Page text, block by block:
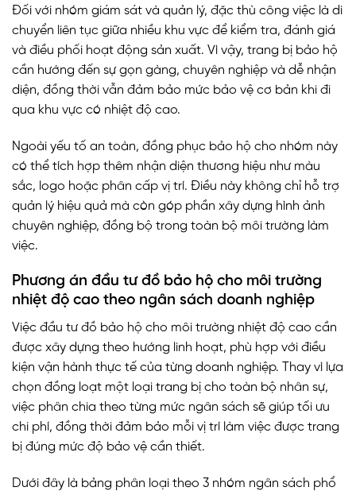
Đối với nhóm giám sát và quản lý, đặc thù công việc là di
chuyển liên tục giữa nhiều khu vực để kiểm tra, đánh giá
và điều phối hoạt động sản xuất. Vì vậy, trang bị bảo hộ
cần hướng đến sự gọn gàng, chuyên nghiệp và dễ nhận
diện, đồng thời vẫn đảm bảo mức bảo vệ cơ bản khi đi
qua khu vực có nhiệt độ cao.
Ngoài yếu tố an toàn, đồng phục bảo hộ cho nhóm này
có thể tích hợp thêm nhận diện thương hiệu như màu
sắc, logo hoặc phân cấp vị trí. Điều này không chỉ hỗ trợ
quản lý hiệu quả mà còn góp phần xây dựng hình ảnh
chuyên nghiệp, đồng bộ trong toàn bộ môi trường làm
việc.
Phương án đầu tư đồ bảo hộ cho môi trường
nhiệt độ cao theo ngân sách doanh nghiệp
Việc đầu tư đồ bảo hộ cho môi trường nhiệt độ cao cần
được xây dựng theo hướng linh hoạt, phù hợp với điều
kiện vận hành thực tế của từng doanh nghiệp. Thay vì lựa
chọn đồng loạt một loại trang bị cho toàn bộ nhân sự,
việc phân chia theo từng mức ngân sách sẽ giúp tối ưu
chi phí, đồng thời đảm bảo mỗi vị trí làm việc được trang
bị đúng mức độ bảo vệ cần thiết.
Dưới đây là bảng phân loại theo 3 nhóm ngân sách phổ